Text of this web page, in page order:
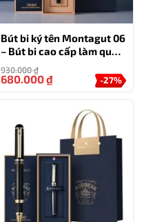
Bút bi ký tên Montagut 06
– Bút bi cao cấp làm quà
tặng sếp
930.000₫
-27%
680.000₫